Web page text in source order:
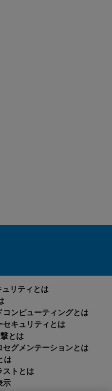
リティとは
コンピューティングとは
セキュリティとは
撃とは
セグメンテーションとは
は
ストとは
示